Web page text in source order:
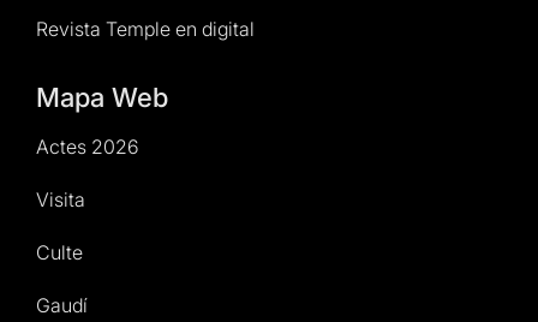
Revista Temple en digital
Mapa Web
Actes 2026
Visita
Culte
Gaudí